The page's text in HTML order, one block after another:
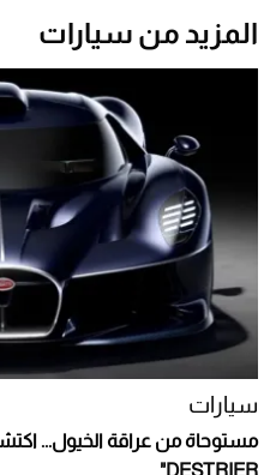
المزيد من سيارات
سيارات